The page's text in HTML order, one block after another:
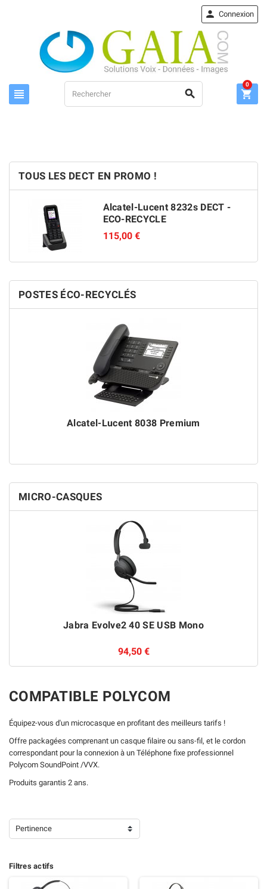
 
 Connexion

0
TOUS LES DECT EN PROMO !
Alcatel-Lucent 8232s DECT -
ECO-RECYCLE
115,00 €
POSTES ÉCO-RECYCLÉS
Alcatel-Lucent 8038 Premium
MICRO-CASQUES
Jabra Evolve2 40 SE USB Mono
94,50 €
COMPATIBLE POLYCOM
Équipez-vous d'un microcasque en profitant des meilleurs tarifs !
Offre packagées comprenant un casque filaire ou sans-fil, et le cordon
correspondant pour la connexion à un Téléphone fixe professionnel
Polycom SoundPoint /VVX.
Produits garantis 2 ans.
Pertinence
Filtres actifs